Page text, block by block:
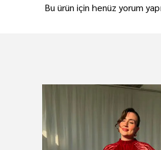
Bu ürün için henüz yorum